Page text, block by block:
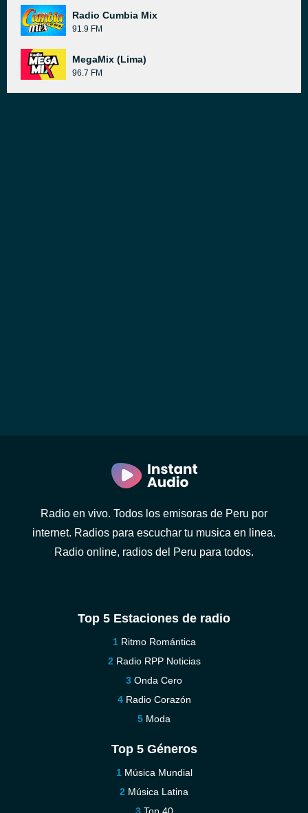
Radio Cumbia Mix
91.9 FM
MegaMix (Lima)
96.7 FM
Radio en vivo. Todos los emisoras de Peru por
internet. Radios para escuchar tu musica en linea.
Radio online, radios del Peru para todos.
Top 5 Estaciones de radio
Ritmo Romántica
Radio RPP Noticias
Onda Cero
Radio Corazón
Moda
Top 5 Géneros
Música Mundial
Música Latina